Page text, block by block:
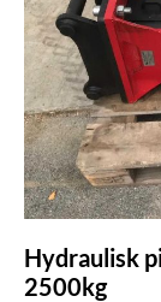
Hydraulisk
2500kg